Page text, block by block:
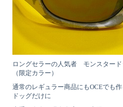
ロングセラーの人気者 モンスター
（限定カラー）
通常のレギュラー商品にもOCEでも
ドッグだけに